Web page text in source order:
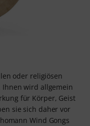
oder religiösen
Ihnen wird allgemein
für Körper, Geist
sie sich daher vor
Wind Gongs